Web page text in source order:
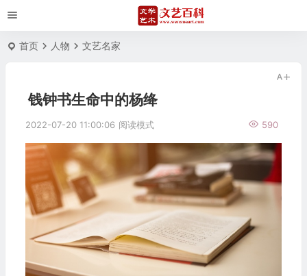
首页 人物 文艺名家
钱钟书生命中的杨绛
2022-07-20 11:00:06 590
阅读模式